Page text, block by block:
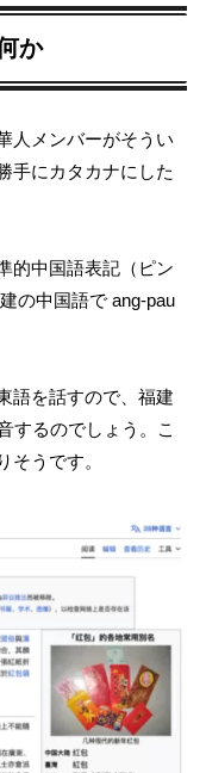
か
人メンバーがそうい
手にカタカナにした
的中国語表記（ピン
の中国語で ang-pau
語を話すので、福建
するのでしょう。こ
そうです。